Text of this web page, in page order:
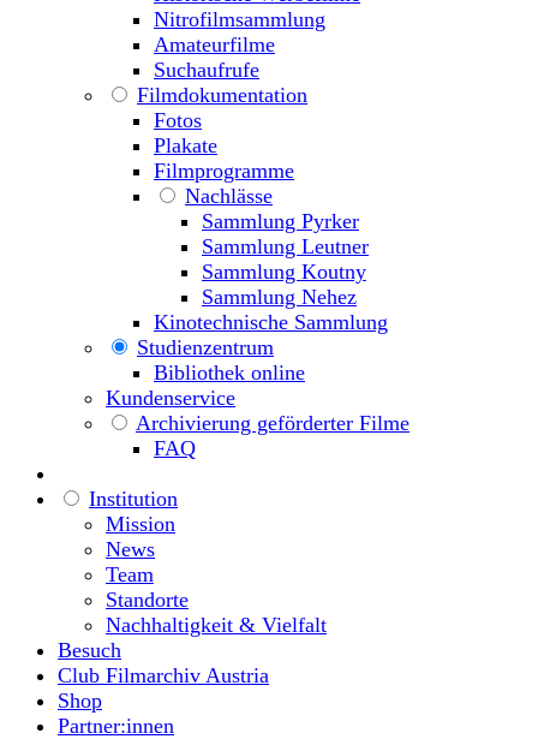
Nitrofilmsammlung
Amateurfilme
Suchaufrufe
Filmdokumentation
Fotos
Plakate
Filmprogramme
Nachlässe
Sammlung Pyrker
Sammlung Leutner
Sammlung Koutny
Sammlung Nehez
Kinotechnische Sammlung
Studienzentrum
Bibliothek online
Kundenservice
Archivierung geförderter Filme
FAQ
Institution
Mission
News
Team
Standorte
Nachhaltigkeit & Vielfalt
Besuch
Club Filmarchiv Austria
Shop
Partner:innen